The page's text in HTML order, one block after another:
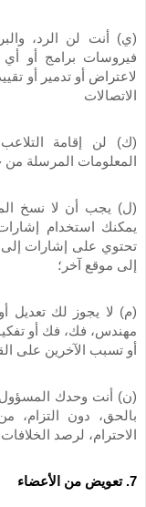
(ي) أنت لن الرد،
فيروسات برامج أو
لاعتراض أو تدمير أو
الاتصالات
(ك) لن إقامة
المعلومات المرسلة من
(ل) يجب أن لا نسخ
يمكنك استخدام
تحتوي على إشارات
إلى موقع آخر؛
(م) لا يجوز لك تعديل
مهندس، فك، فك أو
أو تسبب الآخرين على
(ن) أنت وحدك المسؤول
الاحترام، لرصد
7. تعويض من الأعضاء